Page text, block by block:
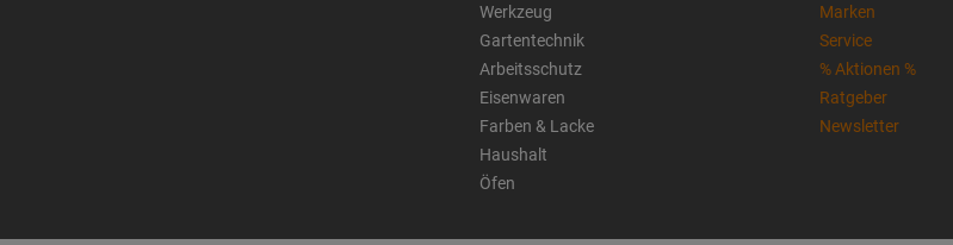
Werkzeug
Gartentechnik
Arbeitsschutz
Eisenwaren
Farben & Lacke
Haushalt
Öfen
Marken
Service
% Aktionen %
Ratgeber
Newsletter